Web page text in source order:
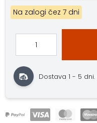
Na zalogi čez 7 dni
Dostava 1 - 5 dni.